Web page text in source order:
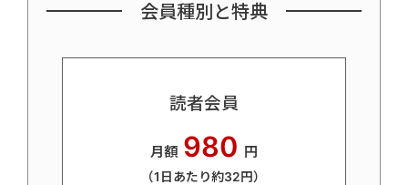
会員種別と特典
読者会員
月額 980 円
（1日あたり約32円）